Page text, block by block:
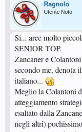
Ragnolo
Utente Noto
Si... aree molto
SENIOR TOP.
Zancaner e
secondo me, denota
italiano...
Meglio la Colantoni
atteggiamento
esaltato dalla
negli altri)